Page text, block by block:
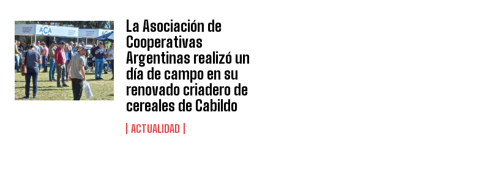
La Asociación de
Cooperativas
Argentinas realizó un
día de campo en su
renovado criadero de
cereales de Cabildo
ACTUALIDAD